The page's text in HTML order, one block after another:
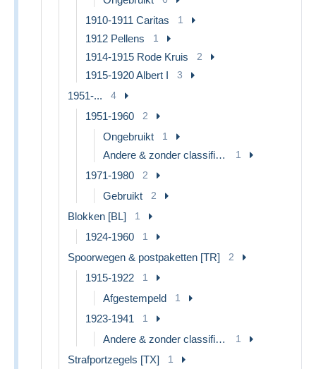
1910-1911 Caritas 1
1912 Pellens 1
1914-1915 Rode Kruis 2
1915-1920 Albert I 3
1951-... 4
1951-1960 2
Ongebruikt 1
Andere & zonder classificatie 1
1971-1980 2
Gebruikt 2
Blokken [BL] 1
1924-1960 1
Spoorwegen & postpaketten [TR] 2
1915-1922 1
Afgestempeld 1
1923-1941 1
Andere & zonder classificatie 1
Strafportzegels [TX] 1